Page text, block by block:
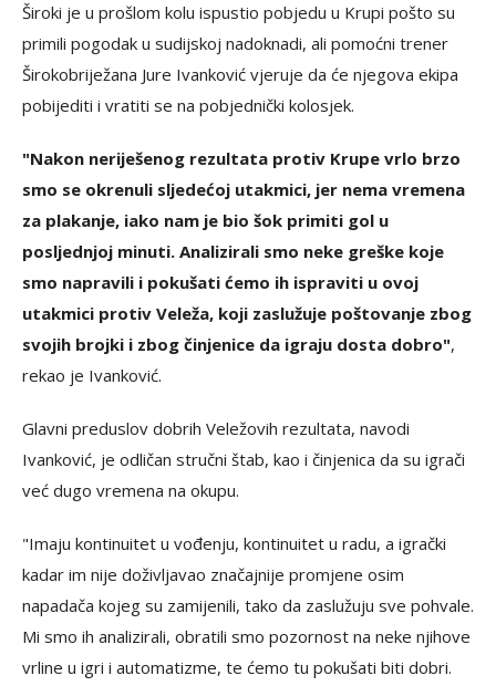
Široki je u prošlom kolu ispustio pobjedu u Krupi pošto su
primili pogodak u sudijskoj nadoknadi, ali pomoćni trener
Širokobriježana Jure Ivanković vjeruje da će njegova ekipa
pobijediti i vratiti se na pobjednički kolosjek.
"Nakon neriješenog rezultata protiv Krupe vrlo brzo
smo se okrenuli sljedećoj utakmici, jer nema vremena
za plakanje, iako nam je bio šok primiti gol u
posljednjoj minuti. Analizirali smo neke greške koje
smo napravili i pokušati ćemo ih ispraviti u ovoj
utakmici protiv Veleža, koji zaslužuje poštovanje zbog
svojih brojki i zbog činjenice da igraju dosta dobro",
rekao je Ivanković.
Glavni preduslov dobrih Veležovih rezultata, navodi
Ivanković, je odličan stručni štab, kao i činjenica da su igrači
već dugo vremena na okupu.
"Imaju kontinuitet u vođenju, kontinuitet u radu, a igrački
kadar im nije doživljavao značajnije promjene osim
napadača kojeg su zamijenili, tako da zaslužuju sve pohvale.
Mi smo ih analizirali, obratili smo pozornost na neke njihove
vrline u igri i automatizme, te ćemo tu pokušati biti dobri.